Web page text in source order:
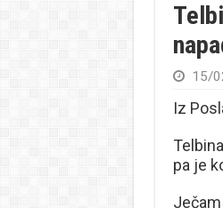
15/
Iz
pa je